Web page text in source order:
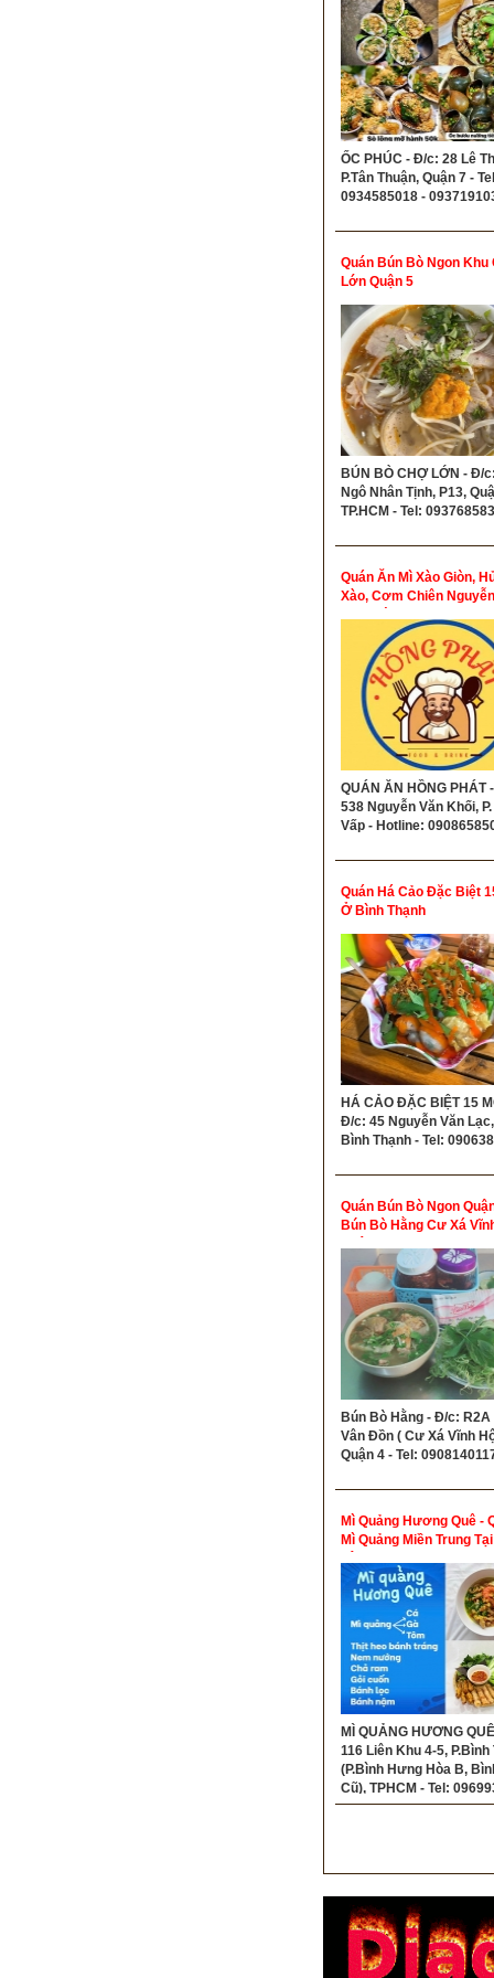
ỐC PHÚC - Đ/c: 28 Lê
P.Tân Thuận, Quận 7 -
0934585018 -
Quán Bún Bò Ngon Khu
Lớn Quận 5
BÚN BÒ CHỢ LỚN - Đ/
Ngô Nhân Tịnh, P13,
TP.HCM - Tel:
Quán Ăn Mì Xào Giòn,
Xào, Cơm Chiên
Khối Gò Vấp
QUÁN ĂN HỒNG PHÁT
538 Nguyễn Văn Khối, P.
Vấp - Hotline:
Quán Há Cảo Đặc Biệt
Ở Bình Thạnh
HÁ CẢO ĐẶC BIỆT 15
Đ/c: 45 Nguyễn Văn Lạc,
Bình Thạnh - Tel:
Quán Bún Bò Ngon
Bún Bò Hằng Cư Xá
Quận 4
Bún Bò Hằng - Đ/c: R2A
Vân Đồn ( Cư Xá Vĩnh
Quận 4 - Tel:
Mì Quảng Hương Quê -
Mì Quảng Miền Trung
Tân
MÌ QUẢNG HƯƠNG
116 Liên Khu 4-5, P.Bình
(P.Bình Hưng Hòa B,
Cũ), TPHCM - Tel: